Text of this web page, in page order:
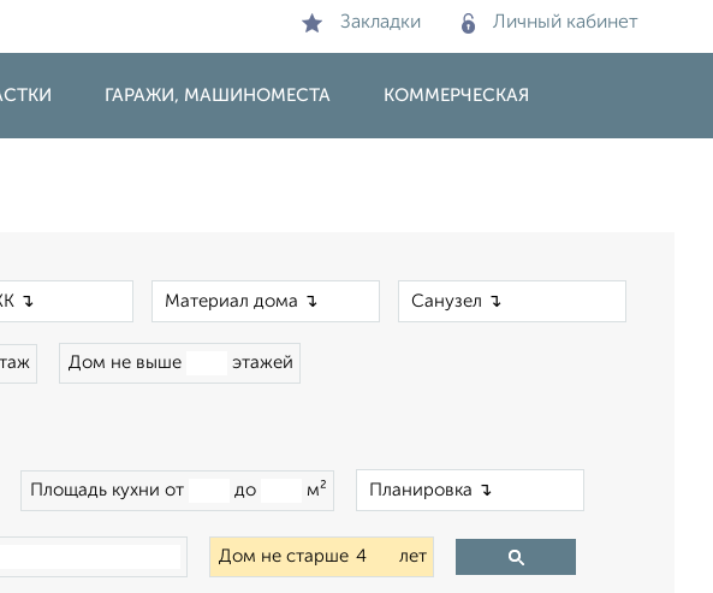
Закладки Личный кабинет
ГАРАЖИ, МАШИНОМЕСТА КОММЕРЧЕСКАЯ
Дом не выше этажей
Площадь кухни от до м²
Дом не старше лет